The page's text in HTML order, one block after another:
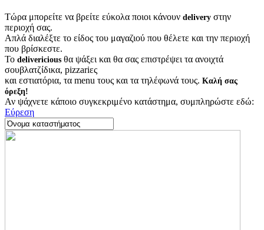
Τώρα μπορείτε να βρείτε εύκολα ποιοι κάνουν delivery στην
περιοχή σας.
Απλά διαλέξτε το είδος του μαγαζιού που θέλετε και την περιοχή
που βρίσκεστε.
Το delivericious θα ψάξει και θα σας επιστρέψει τα ανοιχτά
σουβλατζίδικα, pizzariες
και εστιατόρια, τα menu τους και τα τηλέφωνά τους. Καλή σας
όρεξη!
Αν ψάχνετε κάποιο συγκεκριμένο κατάστημα, συμπληρώστε εδώ:
Εύρεση